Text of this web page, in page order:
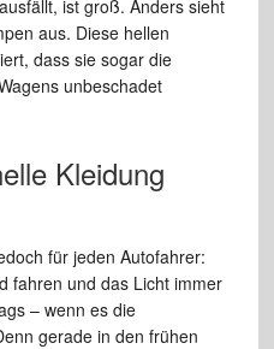
ist groß. Anders sieht
aus. Diese hellen
dass sie sogar die
unbeschadet
Kleidung
für jeden Autofahrer:
fahren und das Licht immer
– wenn es die
gerade in den frühen